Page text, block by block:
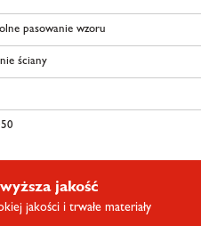
pasowanie wzoru
ściany
jakość
jakości i trwałe materiały